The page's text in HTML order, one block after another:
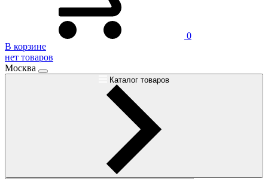
0
В корзине
нет товаров
Москва
Каталог товаров